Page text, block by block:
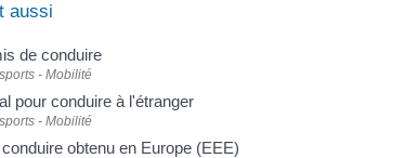
aussi
de conduire
- Mobilité
pour conduire à l'étranger
- Mobilité
obtenu en Europe (EEE)